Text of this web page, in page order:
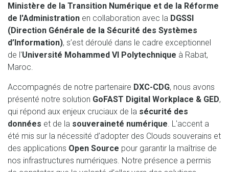
Ministère de la Transition Numérique et de la Réforme
de l'Administration en collaboration avec la DGSSI
(Direction Générale de la Sécurité des Systèmes
d’Information), s’est déroulé dans le cadre exceptionnel
de l'Université Mohammed VI Polytechnique à Rabat,
Maroc.
Accompagnés de notre partenaire DXC-CDG, nous avons
présenté notre solution GoFAST Digital Workplace & GED,
qui répond aux enjeux cruciaux de la sécurité des
données et de la souveraineté numérique . L'accent a
été mis sur la nécessité d’adopter des Clouds souverains et
des applications Open Source pour garantir la maîtrise de
nos infrastructures numériques. Notre présence a permis